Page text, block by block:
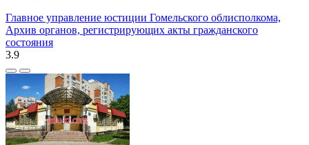
Главное управление юстиции Гомельского облисполкома,
Архив органов, регистрирующих акты гражданского
состояния
3.9